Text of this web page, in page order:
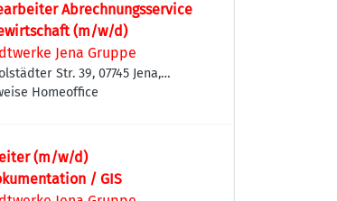
Abrechnungsservice
(m/w/d)
Jena Gruppe
Str. 39, 07745 Jena,
Homeoffice
(m/w/d)
/ GIS